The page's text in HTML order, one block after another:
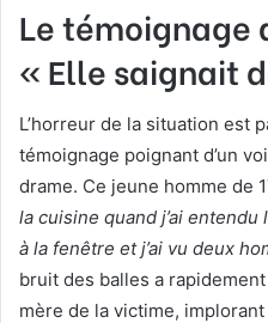
Le témoignage
« Elle saignait
L’horreur de la situation est
témoignage poignant d’un
drame. Ce jeune homme de
la cuisine quand j’ai
à la fenêtre et j’ai vu deux
bruit des balles a
mère de la victime,